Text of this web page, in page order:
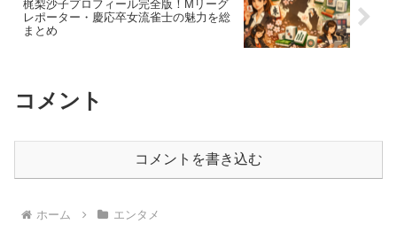
梶梨沙子プロフィール完全版！Mリーグ
レポーター・慶応卒女流雀士の魅力を総
まとめ
コメント
コメントを書き込む
ホーム エンタメ